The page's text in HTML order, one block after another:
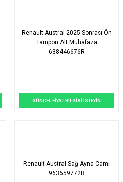
Renault Austral 2025 Sonrası Ön
Tampon Alt Muhafaza
638446676R
GÜNCEL FİYAT BİLGİSİ İSTEYİN
Renault Austral Sağ Ayna Camı
963659772R